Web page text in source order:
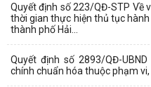
Quyết định số 223/QĐ-STP Về
thời gian thực hiện thủ tục
thành phố Hải...
Quyết định số 2893/QĐ-
chính chuẩn hóa thuộc phạm